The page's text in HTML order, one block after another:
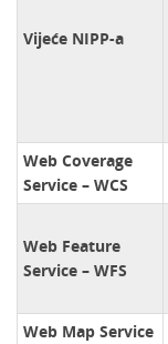
Vijeće NIPP-a
Web Coverage
Service – WCS
Web Feature
Service – WFS
Web Map Service